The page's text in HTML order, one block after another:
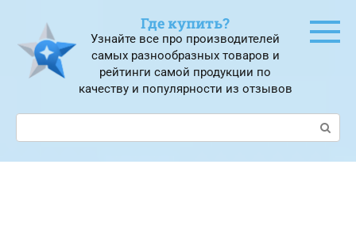
контенту
Где купить?
Узнайте все про производителей
самых разнообразных товаров и
рейтинги самой продукции по
качеству и популярности из отзывов
Поиск: